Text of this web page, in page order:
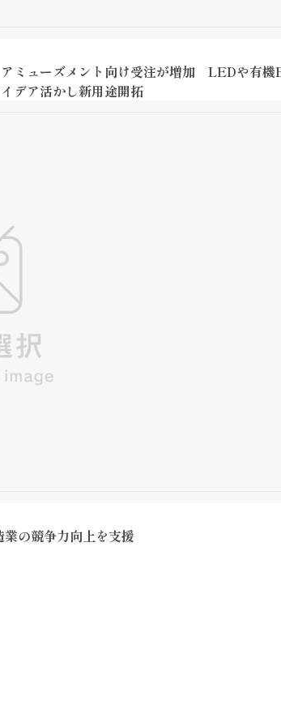
ミューズメント向け受注が増加 LEDや有機
デア活かし新用途開拓
の競争力向上を支援